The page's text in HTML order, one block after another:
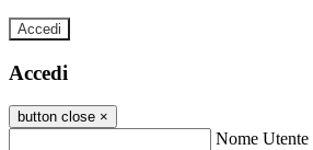
Accedi
Accedi
button close ×
Nome Utente